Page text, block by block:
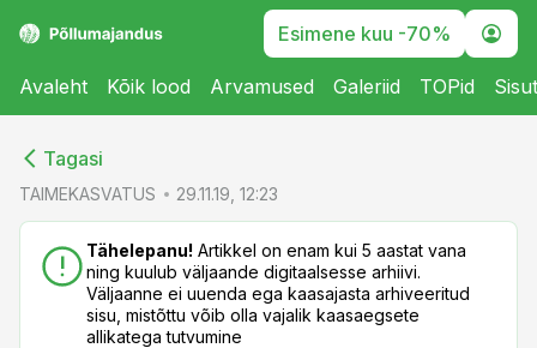
Esimene kuu -70%
Avaleht Kõik lood Arvamused Galeriid TOPid
Tagasi
TAIMEKASVATUS 29.11.19, 12:23
Tähelepanu! Artikkel on enam kui 5 aastat vana
ning kuulub väljaande digitaalsesse arhiivi.
Väljaanne ei uuenda ega kaasajasta arhiveeritud
sisu, mistõttu võib olla vajalik kaasaegsete
allikatega tutvumine